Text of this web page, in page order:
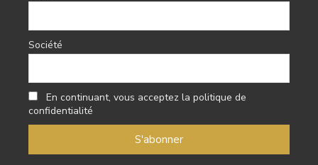
Société
En continuant, vous acceptez la politique de
confidentialité